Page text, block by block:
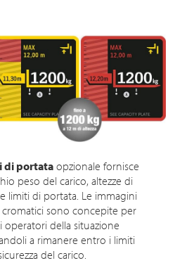
di portata opzionale fornisce
peso del carico, altezze di
limiti di portata. Le immagini
sono concepite per
operatori della situazione
a rimanere entro i limiti
del carico.